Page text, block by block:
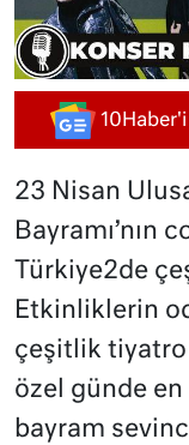
23 Nisan
Bayramı’nın
Türkiye2de
Etkinliklerin
çeşitlik tiyatro
özel günde
bayram